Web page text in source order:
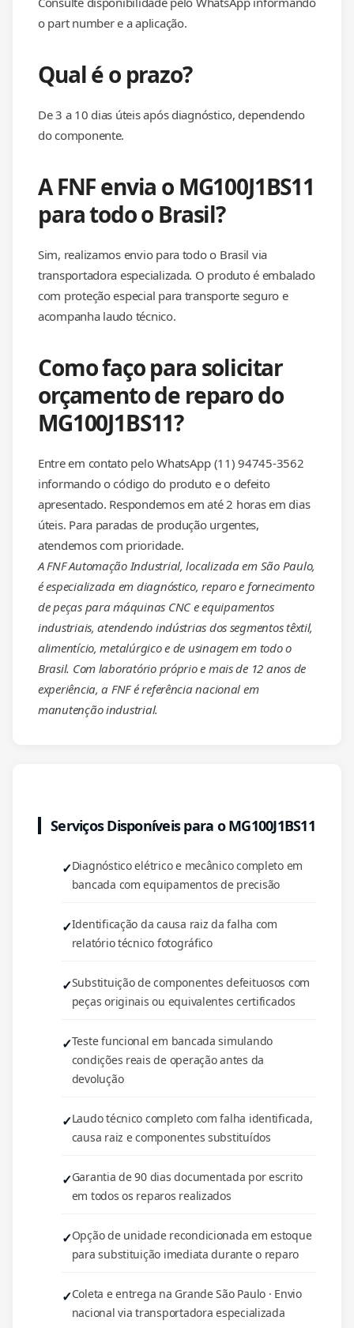
o part number e a aplicação.
Qual é o prazo?
De 3 a 10 dias úteis após diagnóstico, dependendo
do componente.
A FNF envia o MG100J1BS11
para todo o Brasil?
Sim, realizamos envio para todo o Brasil via
transportadora especializada. O produto é embalado
com proteção especial para transporte seguro e
acompanha laudo técnico.
Como faço para solicitar
orçamento de reparo do
MG100J1BS11?
Entre em contato pelo WhatsApp (11) 94745-3562
informando o código do produto e o defeito
apresentado. Respondemos em até 2 horas em dias
úteis. Para paradas de produção urgentes,
atendemos com prioridade.
A FNF Automação Industrial, localizada em São Paulo,
é especializada em diagnóstico, reparo e fornecimento
de peças para máquinas CNC e equipamentos
industriais, atendendo indústrias dos segmentos têxtil,
alimentício, metalúrgico e de usinagem em todo o
Brasil. Com laboratório próprio e mais de 12 anos de
experiência, a FNF é referência nacional em
manutenção industrial.
Serviços Disponíveis para o MG100J1BS11
Diagnóstico elétrico e mecânico completo em
bancada com equipamentos de precisão
Identificação da causa raiz da falha com
relatório técnico fotográfico
Substituição de componentes defeituosos com
peças originais ou equivalentes certificados
Teste funcional em bancada simulando
condições reais de operação antes da
devolução
Laudo técnico completo com falha identificada,
causa raiz e componentes substituídos
Garantia de 90 dias documentada por escrito
em todos os reparos realizados
Opção de unidade recondicionada em estoque
para substituição imediata durante o reparo
Coleta e entrega na Grande São Paulo · Envio
nacional via transportadora especializada